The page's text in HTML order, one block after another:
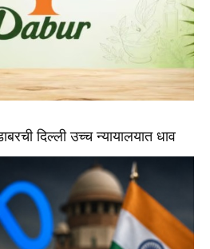
दिल्ली उच्च न्यायालयात धाव